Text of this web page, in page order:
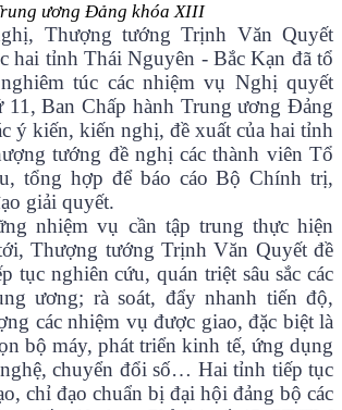
ương Đảng khóa XIII
Thượng tướng Trịnh Văn Quyết
hai tỉnh Thái Nguyên - Bắc Kạn đã tổ
túc các nhiệm vụ Nghị quyết
Ban Chấp hành Trung ương Đảng
ý kiến, kiến nghị, đề xuất của hai tỉnh
tướng đề nghị các thành viên Tổ
tổng hợp để báo cáo Bộ Chính trị,
giải quyết.
nhiệm vụ cần tập trung thực hiện
Thượng tướng Trịnh Văn Quyết đề
tục nghiên cứu, quán triệt sâu sắc các
ương; rà soát, đẩy nhanh tiến độ,
các nhiệm vụ được giao, đặc biệt là
bộ máy, phát triển kinh tế, ứng dụng
chuyển đổi số… Hai tỉnh tiếp tục
chỉ đạo chuẩn bị đại hội đảng bộ các